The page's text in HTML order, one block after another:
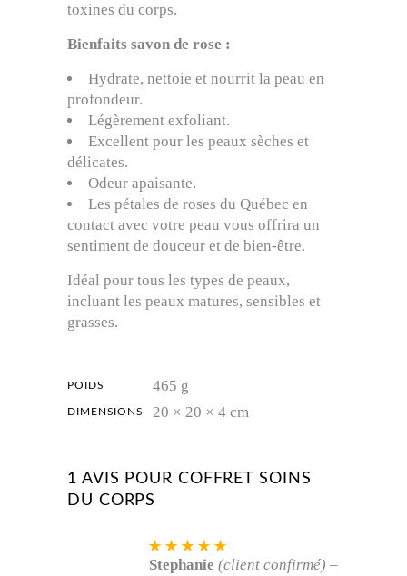
toxines du corps.
Bienfaits savon de rose :
Hydrate, nettoie et nourrit la peau en
profondeur.
Légèrement exfoliant.
Excellent pour les peaux sèches et
délicates.
Odeur apaisante.
Les pétales de roses du Québec en
contact avec votre peau vous offrira un
sentiment de douceur et de bien-être.
Idéal pour tous les types de peaux,
incluant les peaux matures, sensibles et
grasses.
POIDS 465 g
DIMENSIONS 20 × 20 × 4 cm
1 AVIS POUR COFFRET SOINS
DU CORPS
5sur 5
Stephanie (client confirmé) –